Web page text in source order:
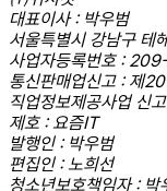
대표이사 : 박우범
서울특별시 강남구 테
사업자등록번호 :
통신판매업신고 : 제
직업정보제공사업
제호 : 요즘IT
발행인 : 박우범
편집인 : 노희선
청소년보호책임자 : 박